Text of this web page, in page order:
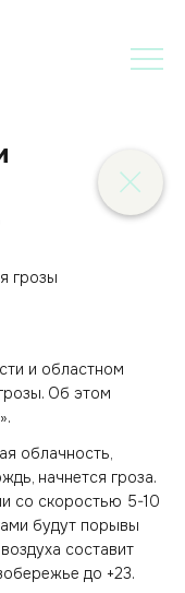
и областном
Об этом
облачность,
начнется гроза.
со скоростью 5-10
будут порывы
составит
до +23.